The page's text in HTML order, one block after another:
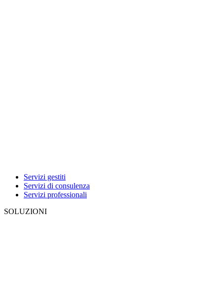
Servizi gestiti
Servizi di consulenza
Servizi professionali
SOLUZIONI